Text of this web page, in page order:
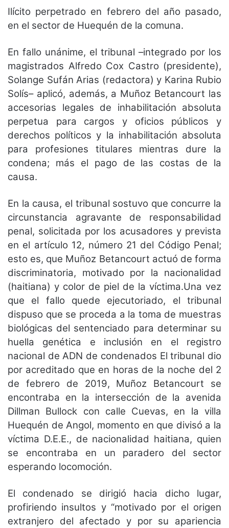
Ilícito perpetrado en febrero del año pasado,
en el sector de Huequén de la comuna.
En fallo unánime, el tribunal –integrado por los
magistrados Alfredo Cox Castro (presidente),
Solange Sufán Arias (redactora) y Karina Rubio
Solís– aplicó, además, a Muñoz Betancourt las
accesorias legales de inhabilitación absoluta
perpetua para cargos y oficios públicos y
derechos políticos y la inhabilitación absoluta
para profesiones titulares mientras dure la
condena; más el pago de las costas de la
causa.
En la causa, el tribunal sostuvo que concurre la
circunstancia agravante de responsabilidad
penal, solicitada por los acusadores y prevista
en el artículo 12, número 21 del Código Penal;
esto es, que Muñoz Betancourt actuó de forma
discriminatoria, motivado por la nacionalidad
(haitiana) y color de piel de la víctima.Una vez
que el fallo quede ejecutoriado, el tribunal
dispuso que se proceda a la toma de muestras
biológicas del sentenciado para determinar su
huella genética e inclusión en el registro
nacional de ADN de condenados El tribunal dio
por acreditado que en horas de la noche del 2
de febrero de 2019, Muñoz Betancourt se
encontraba en la intersección de la avenida
Dillman Bullock con calle Cuevas, en la villa
Huequén de Angol, momento en que divisó a la
víctima D.E.E., de nacionalidad haitiana, quien
se encontraba en un paradero del sector
esperando locomoción.
El condenado se dirigió hacia dicho lugar,
profiriendo insultos y “motivado por el origen
extranjero del afectado y por su apariencia